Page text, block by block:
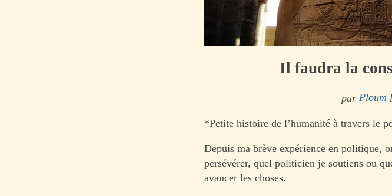
Il faudra la
par Ploum
*Petite histoire de l’humanité à travers le
Depuis ma brève expérience en politique,
persévérer, quel politicien je soutiens ou
avancer les choses.